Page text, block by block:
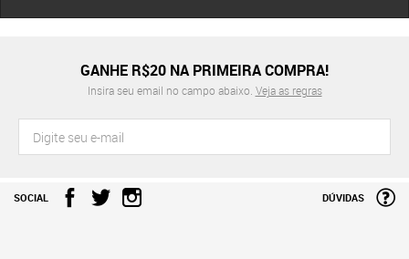
GANHE R$20 NA PRIMEIRA COMPRA!
Insira seu email no campo abaixo. Veja as regras
SOCIAL DÚVIDAS